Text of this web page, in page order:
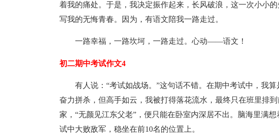
着我的痛处。于是，我决定振作起来，长风破浪，这一次小小
写我的无悔青春。因为，有语文陪我一路走过。
一路幸福，一路坎坷，一路走过。心动——语文！
初二期中考试作文4
有人说：“考试如战场。”这句话不错。在期中考试中，我
奋力拼杀，但高手如云，我被打得落花流水，最终只在班里排
家，“无颜见江东父老”，便只能在卧室内深居不出。脑海里满
试中大败敌军，稳坐在前10名的位置上。